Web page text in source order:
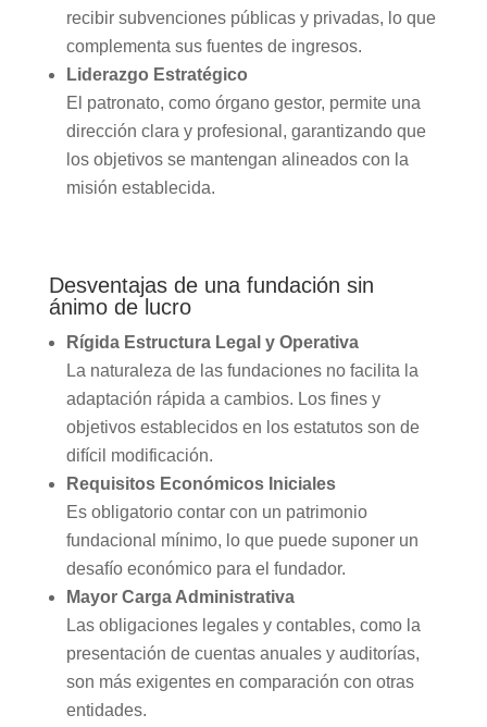
recibir subvenciones públicas y privadas, lo que
complementa sus fuentes de ingresos.
Liderazgo Estratégico
El patronato, como órgano gestor, permite una
dirección clara y profesional, garantizando que
los objetivos se mantengan alineados con la
misión establecida.
Desventajas de una fundación sin
ánimo de lucro
Rígida Estructura Legal y Operativa
La naturaleza de las fundaciones no facilita la
adaptación rápida a cambios. Los fines y
objetivos establecidos en los estatutos son de
difícil modificación.
Requisitos Económicos Iniciales
Es obligatorio contar con un patrimonio
fundacional mínimo, lo que puede suponer un
desafío económico para el fundador.
Mayor Carga Administrativa
Las obligaciones legales y contables, como la
presentación de cuentas anuales y auditorías,
son más exigentes en comparación con otras
entidades.